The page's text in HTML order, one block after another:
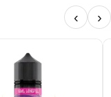
‹ ›